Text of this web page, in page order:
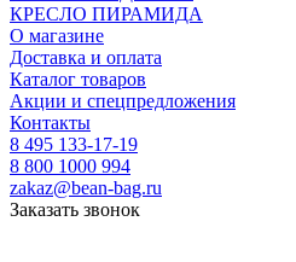
КРЕСЛО ПИРАМИДА
О магазине
Доставка и оплата
Каталог товаров
Акции и спецпредложения
Контакты
8 495 133-17-19
8 800 1000 994
zakaz@bean-bag.ru
Заказать звонок